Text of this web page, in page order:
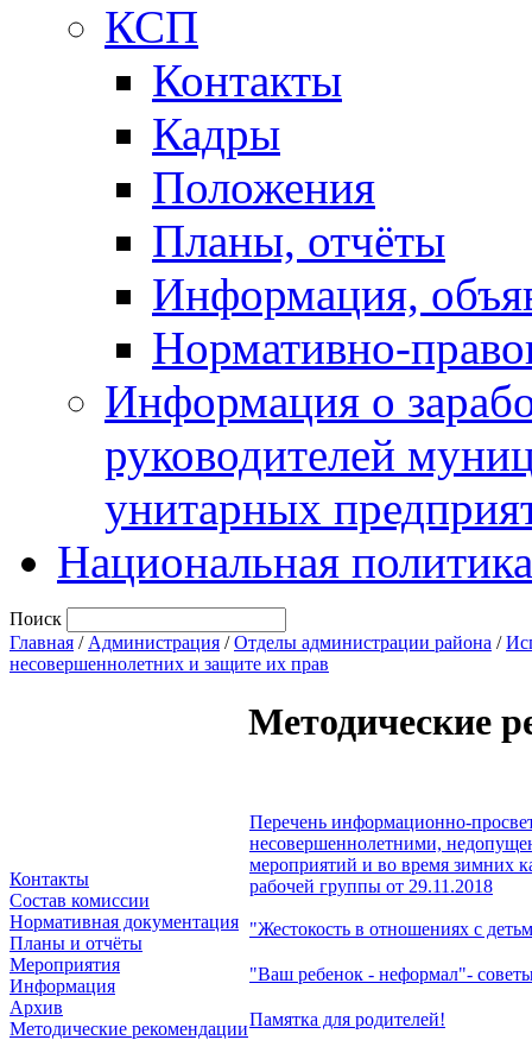
КСП
Контакты
Кадры
Положения
Планы, отчёты
Информация,
Нормативно-
Информация о
руководителей
унитарных
Национальная политика
Поиск
Главная / Администрация /Отделы администрации района /
несовершеннолетних и защите их прав
Контакты
Состав комиссии
Нормативная документация
Планы и отчёты
Мероприятия
Информация
Архив
Методические рекомендации
Методические
Перечень информационно-
несовершеннолетними,
мероприятий и во время зимних
рабочей группы от 29.11.2018
"Жестокость в отношениях с
"Ваш ребенок - неформал"-
Памятка для родителей!